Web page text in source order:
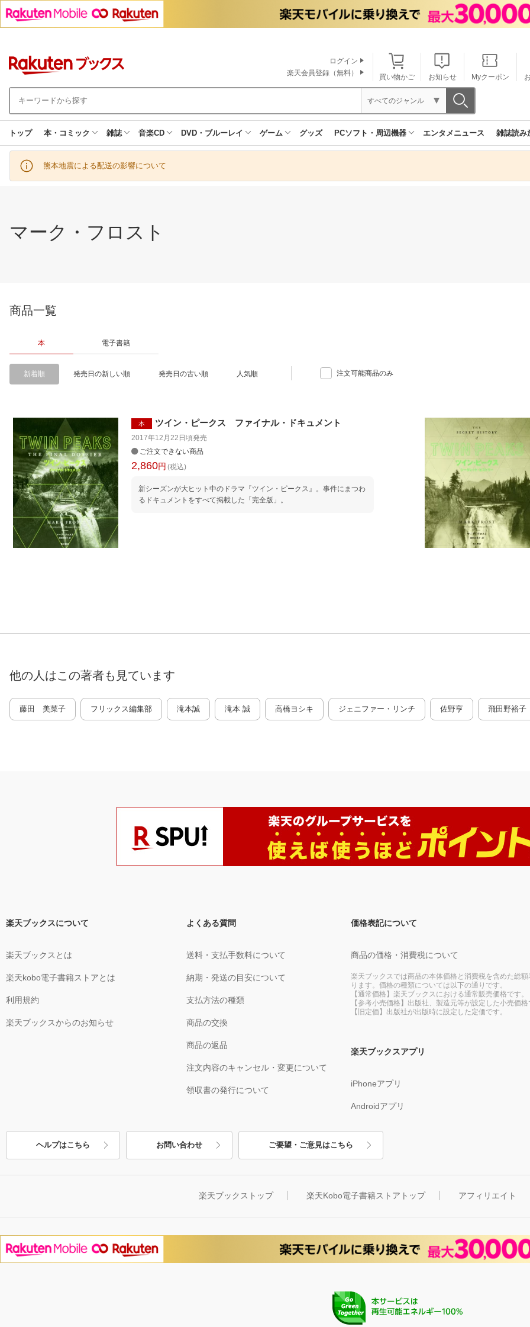
買い物かご お知らせ Myクーポン
ログイン
楽天会員登録（無料）
すべてのジャンル
トップ 本・コミック 雑誌 音楽CD DVD・ブルーレイ ゲーム グッズ PCソフト・周辺機器 エンタメニュース 雑誌読み
熊本地震による配送の影響について
マーク・フロスト
商品一覧
本 電子書籍
新着順 発売日の新しい順 発売日の古い順 人気順 注文可能商品のみ
本 ツイン・ピークス ファイナル・ドキュメント
2017年12月22日頃発売
ご注文できない商品
2,860円 (税込)
新シーズンが大ヒット中のドラマ『ツイン・ピークス』。事件にまつわ
るドキュメントをすべて掲載した「完全版」。
他の人はこの著者も見ています
藤田 美菜子 フリックス編集部 滝本誠 滝本 誠 高橋ヨシキ ジェニファー・リンチ 佐野亨 飛田野裕子
楽天ブックスについて
楽天ブックスとは
楽天kobo電子書籍ストアとは
利用規約
楽天ブックスからのお知らせ
よくある質問
送料・支払手数料について
納期・発送の目安について
支払方法の種類
商品の交換
商品の返品
注文内容のキャンセル・変更について
領収書の発行について
価格表記について
商品の価格・消費税について
楽天ブックスでは商品の本体価格と消費税を含めた総額
ります。価格の種類については以下の通りです。
【通常価格】楽天ブックスにおける通常販売価格です。
【参考小売価格】出版社、製造元等が設定した小売価格
【旧定価】出版社が出版時に設定した定価です。
楽天ブックスアプリ
iPhoneアプリ
Androidアプリ
ヘルプはこちら お問い合わせ ご要望・ご意見はこちら
楽天ブックストップ 楽天Kobo電子書籍ストアトップ アフィリエイト